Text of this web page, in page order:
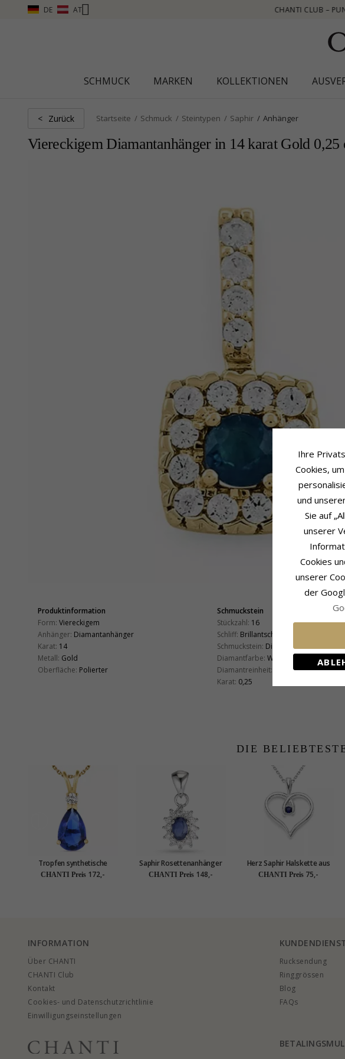
DE AT CHANTI CLUB – PUNKTE SAMMELN, MEHR SEHEN – KLICKEN
SCHMUCK MARKEN KOLLEKTIONEN
< Zurück Startseite Schmuck Steintypen Saphir Anhänger
Viereckigem Diamantanhänger in 14 karat Gold 0,25
Produktinformation
Form: Viereckigem
Anhänger: Diamantanhänger
Karat: 14
Metall: Gold
Oberfläche: Polierter
Schmuckstein
Stückzahl: 16
Schliff: Brillantschliff
Schmuckstein: Diamant
Diamantfarbe: Wesselton
Diamantreinheit:
Karat: 0,25
DIE
Tropfen synthetische
Saphir Halskette aus
CHANTI Preis 172,-
Saphir Rosettenanhänger
aus rhodiniertem Silber
CHANTI Preis 148,-
Herz Saphir Halskette aus
Silber und Anhänger aus
CHANTI Preis 75,-
INFORMATION
Über CHANTI
CHANTI Club
Kontakt
Cookies- und Datenschutzrichtlinie
Einwilligungseinstellungen
Rucksendung
Ringgrössen
Blog
FAQs
Ihre
Cookies,
und
Sie auf
unserer
Cookies
unserer
der